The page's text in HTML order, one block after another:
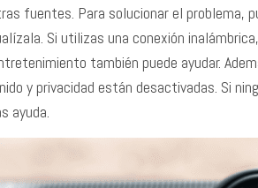
fuentes. Para solucionar el problema,
Si utilizas una conexión
también puede ayudar.
y privacidad están desactivadas. Si
ayuda.